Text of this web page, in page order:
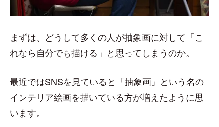
まずは、どうして多くの人が抽象画に対して「こ
れなら自分でも描ける」と思ってしまうのか。
最近ではSNSを見ていると「抽象画」という名の
インテリア絵画を描いている方が増えたように思
います。